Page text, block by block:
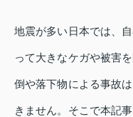
地震が多い日本では、
って大きなケガや被害
倒や落下物による事故
きません。そこで本記